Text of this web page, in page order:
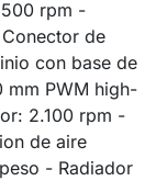
rpm -
de
con base de
mm PWM high-
2.100 rpm -
de aire
- Radiador